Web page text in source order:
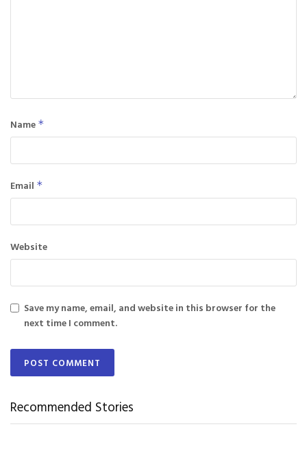
Name *
Email *
Website
Save my name, email, and website in this browser for the
next time I comment.
Recommended Stories